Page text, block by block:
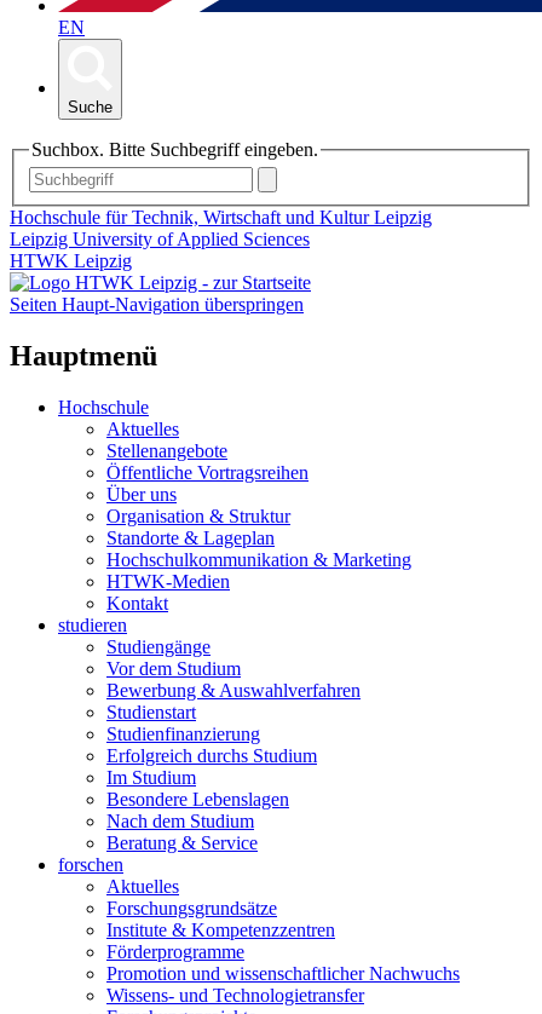
EN
Suche
Suchbox. Bitte Suchbegriff eingeben.
Hochschule für Technik, Wirtschaft und Kultur Leipzig
Leipzig University of Applied Sciences
HTWK Leipzig
Seiten Haupt-Navigation überspringen
Hauptmenü
Hochschule
Aktuelles
Stellenangebote
Öffentliche Vortragsreihen
Über uns
Organisation & Struktur
Standorte & Lageplan
Hochschulkommunikation & Marketing
HTWK-Medien
Kontakt
studieren
Studiengänge
Vor dem Studium
Bewerbung & Auswahlverfahren
Studienstart
Studienfinanzierung
Erfolgreich durchs Studium
Im Studium
Besondere Lebenslagen
Nach dem Studium
Beratung & Service
forschen
Aktuelles
Forschungsgrundsätze
Institute & Kompetenzzentren
Förderprogramme
Promotion und wissenschaftlicher Nachwuchs
Wissens- und Technologietransfer